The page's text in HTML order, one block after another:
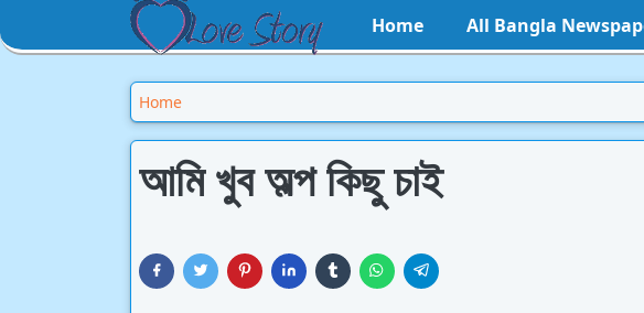
Home All Bangla
Home
আমি খুব অল্প কিছু চাই